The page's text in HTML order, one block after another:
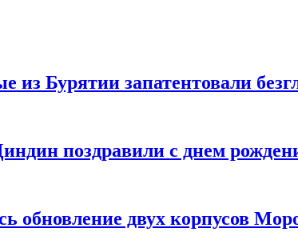
из Бурятии запатентовали
поздравили с днем
обновление двух корпусов